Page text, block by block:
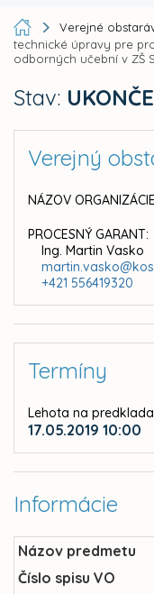
Verejné
technické úpravy pre
odborných učební v ZŠ
Stav:
Verejný
NÁZOV
PROCESNÝ GARANT:
Ing. Martin Vasko
+421 556419320
Termíny
Lehota na
17.05.2019 10:00
Informácie
Názov predmetu
Číslo spisu VO